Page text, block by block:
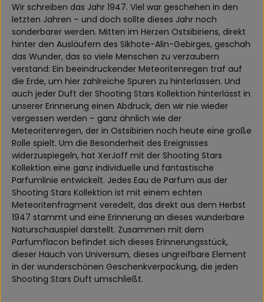
Wir schreiben das Jahr 1947. Viel war geschehen in den
letzten Jahren – und doch sollte dieses Jahr noch
sonderbarer werden. Mitten im Herzen Ostsibiriens, direkt
hinter den Ausläufern des Sikhote-Alin-Gebirges, geschah
das Wunder, das so viele Menschen zu verzaubern
verstand: Ein beeindruckender Meteoritenregen traf auf
die Erde, um hier zahlreiche Spuren zu hinterlassen. Und
auch jeder Duft der Shooting Stars Kollektion hinterlässt in
unserer Erinnerung einen Abdruck, den wir nie wieder
vergessen werden – ganz ähnlich wie der
Meteoritenregen, der in Ostsibirien noch heute eine große
Rolle spielt. Um die Besonderheit des Ereignisses
widerzuspiegeln, hat XerJoff mit der Shooting Stars
Kollektion eine ganz individuelle und fantastische
Parfumlinie entwickelt. Jedes Eau de Parfum aus der
Shooting Stars Kollektion ist mit einem echten
Meteoritenfragment veredelt, das direkt aus dem Herbst
1947 stammt und eine Erinnerung an dieses wunderbare
Naturschauspiel darstellt. Zusammen mit dem
Parfumflacon befindet sich dieses Erinnerungsstück,
dieser Hauch von Universum, dieses ungreifbare Element
in der wunderschönen Geschenkverpackung, die jeden
Shooting Stars Duft umschließt.